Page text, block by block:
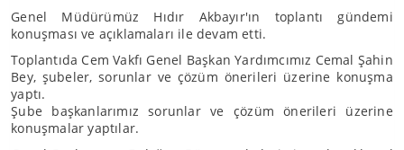
Genel Müdürümüz Hıdır Akbayır'ın toplantı gündemi
konuşması ve açıklamaları ile devam etti.
Toplantıda Cem Vakfı Genel Başkan Yardımcımız Cemal Şahin
Bey, şubeler, sorunlar ve çözüm önerileri üzerine konuşma
yaptı.
Şube başkanlarımız sorunlar ve çözüm önerileri üzerine
konuşmalar yaptılar.